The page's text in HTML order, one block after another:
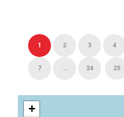
1 2 3 4
7 ... 24 25
+